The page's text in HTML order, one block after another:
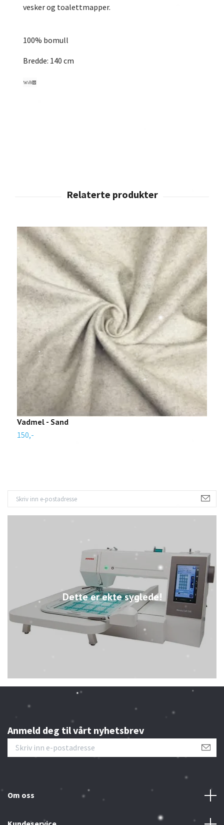
Dette er ekte syglede!
vesker og toalettmapper.
100% bomull
Bredde: 140 cm
Vadmel - Sand
150,-
Anmeld deg til vårt nyhetsbrev
Om oss